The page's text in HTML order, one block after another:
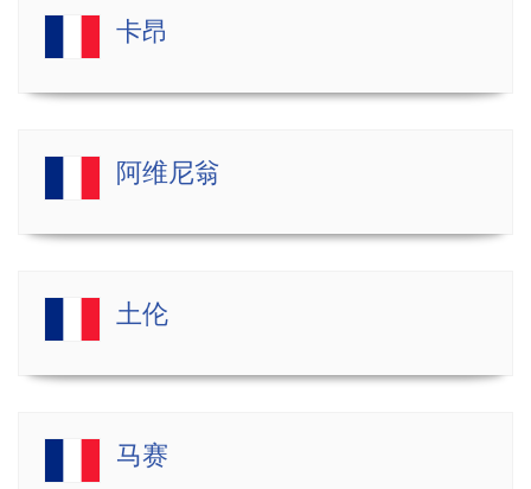
卡昂
阿维尼翁
土伦
马赛